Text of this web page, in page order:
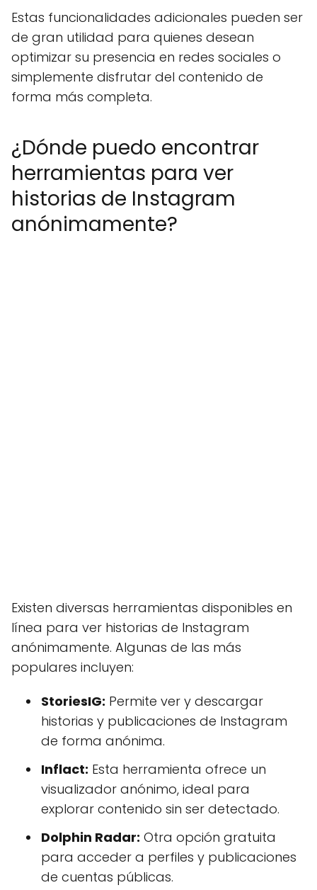
Estas funcionalidades adicionales pueden ser
de gran utilidad para quienes desean
optimizar su presencia en redes sociales o
simplemente disfrutar del contenido de
forma más completa.
¿Dónde puedo encontrar
herramientas para ver
historias de Instagram
anónimamente?
Existen diversas herramientas disponibles en
línea para ver historias de Instagram
anónimamente. Algunas de las más
populares incluyen:
StoriesIG: Permite ver y descargar
historias y publicaciones de Instagram
de forma anónima.
Inflact: Esta herramienta ofrece un
visualizador anónimo, ideal para
explorar contenido sin ser detectado.
Dolphin Radar: Otra opción gratuita
para acceder a perfiles y publicaciones
de cuentas públicas.